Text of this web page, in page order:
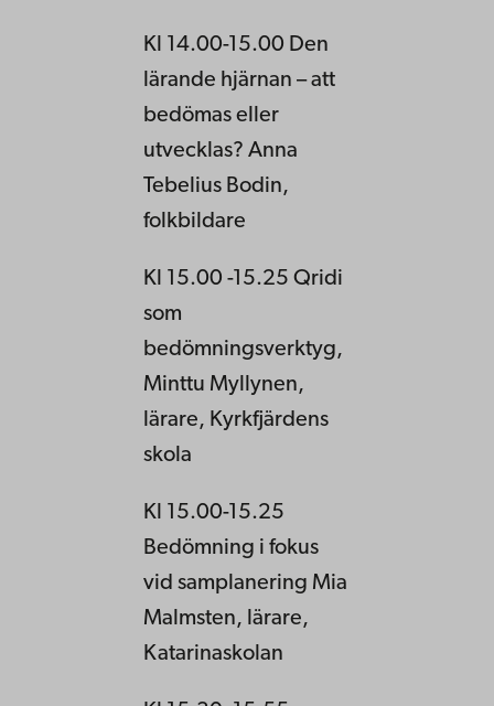
Kl 14.00-15.00 Den
lärande hjärnan – att
bedömas eller
utvecklas? Anna
Tebelius Bodin,
folkbildare
Kl 15.00 -15.25 Qridi
som
bedömningsverktyg,
Minttu Myllynen,
lärare, Kyrkfjärdens
skola
Kl 15.00-15.25
Bedömning i fokus
vid samplanering Mia
Malmsten, lärare,
Katarinaskolan